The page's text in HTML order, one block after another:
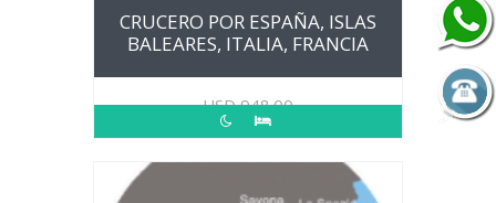
CRUCERO POR ESPAÑA, ISLAS
BALEARES, ITALIA, FRANCIA
USD948.00